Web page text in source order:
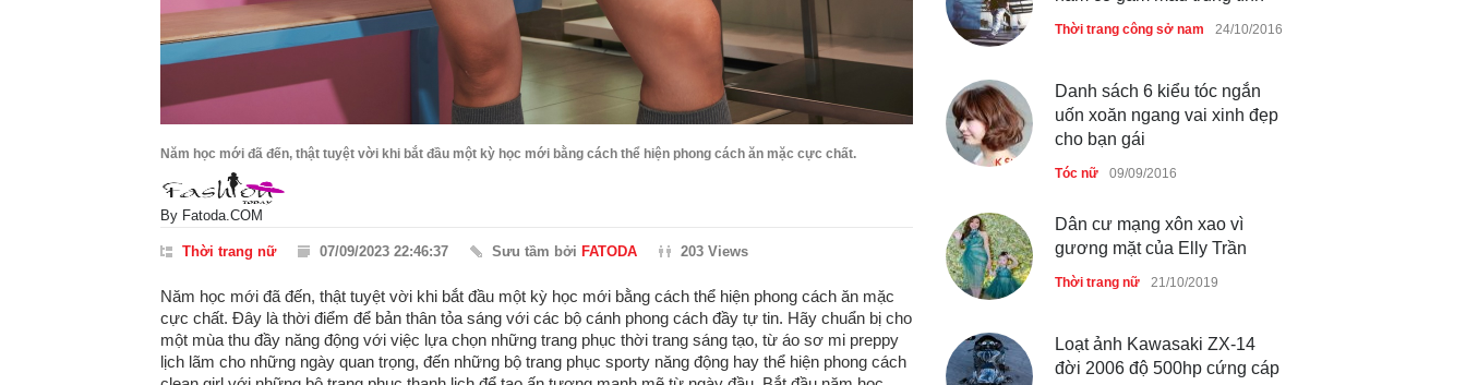
Năm học mới đã đến, thật tuyệt vời khi bắt đầu một kỳ học mới bằng cách thể hiện phong cách ăn mặc cực chất.
By Fatoda.COM
Thời trang nữ 07/09/2023 22:46:37 Sưu tầm bởi FATODA 203 Views
Năm học mới đã đến, thật tuyệt vời khi bắt đầu một kỳ học mới bằng cách thể hiện phong cách ăn mặc
cực chất. Đây là thời điểm để bản thân tỏa sáng với các bộ cánh phong cách đầy tự tin. Hãy chuẩn bị cho
một mùa thu đầy năng động với việc lựa chọn những trang phục thời trang sáng tạo, từ áo sơ mi preppy
lịch lãm cho những ngày quan trọng, đến những bộ trang phục sporty năng động hay thể hiện phong cách
nam có gam màu trung tính
Thời trang công sở nam
Danh sách 6 kiểu tóc ngắn
uốn xoăn ngang vai xinh đẹp
cho bạn gái
Dân cư mạng xôn xao vì
gương mặt của Elly Trần
Thời trang nữ
Loạt ảnh Kawasaki ZX-14
đời 2006 độ 500hp cứng cáp